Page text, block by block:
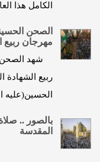
الكامل هذا
الصحن
مهرجان ربيع
شهد الصحن
ربيع الشهادة
الحسين(عليه
بالصور ..
المقدسة